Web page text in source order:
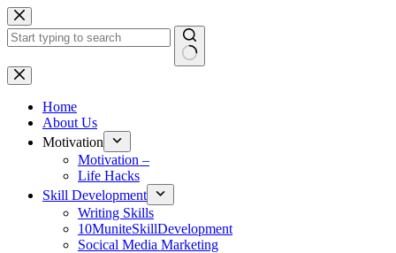
Skip
to
content
No
results
Home
About Us
Motivation
Motivation –
Life Hacks
Skill Development
Writing Skills
10MuniteSkillDevelopment
Socical Media Marketing